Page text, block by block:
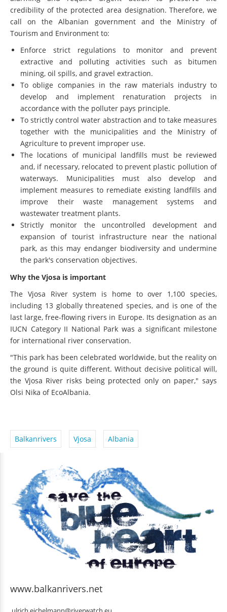
call on the Albanian government and the Ministry of
Tourism and Environment to:
Enforce strictregulations to monitor and prevent
extractive and polluting activities such as bitumen
mining, oil spills, and gravel extraction.
To oblige companies in the raw materials industry to
develop and implement renaturation projects in
accordance with the polluter pays principle.
To strictly control water abstraction and to take measures
together with the municipalities and the Ministry of
Agriculture to prevent improper use.
The locations of municipal landfills must be reviewed
and, if necessary, relocated to prevent plastic pollution of
waterways. Municipalities must also develop and
implement measures to remediate existing landfills and
improve their waste management systems and
wastewater treatment plants.
Strictly monitor the uncontrolled
expansion of tourist infrastructure near the national
park, as this may endanger biodiversity and undermine
the park's conservation objectives.
Why the Vjosa is important
The Vjosa River system is home to over 1,100 species,
including 13 globally threatened species, and is one of the
last large, free-flowing rivers in Europe. Its designation as an
IUCN Category II National Park was a significant milestone
for international river conservation.
"This park has been celebrated worldwide, but the reality on
the ground is quite different. Without decisive political will,
the Vjosa River risks being protected only on paper," says
Olsi Nika of EcoAlbania.
cornelia.wieser@riverwatch.eu